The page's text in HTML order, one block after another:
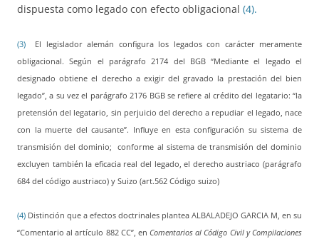
dispuesta como legado con efecto obligacional (4).
(3) El legislador alemán configura los legados con carácter meramente
obligacional. Según el parágrafo 2174 del BGB “Mediante el legado el
designado obtiene el derecho a exigir del gravado la prestación del bien
legado”, a su vez el parágrafo 2176 BGB se refiere al crédito del legatario: “la
pretensión del legatario, sin perjuicio del derecho a repudiar el legado, nace
con la muerte del causante”. Influye en esta configuración su sistema de
transmisión del dominio; conforme al sistema de transmisión del dominio
excluyen también la eficacia real del legado, el derecho austriaco (parágrafo
684 del código austriaco) y Suizo (art.562 Código suizo)
(4) Distinción que a efectos doctrinales plantea ALBALADEJO GARCIA M, en su
“Comentario al artículo 882 CC”, enComentarios al Código Civil y Compilaciones